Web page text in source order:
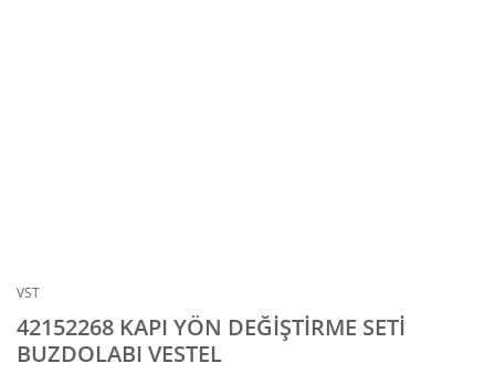
VST
42152268 KAPI YÖN DEĞİŞTİRME SETİ
BUZDOLABI VESTEL